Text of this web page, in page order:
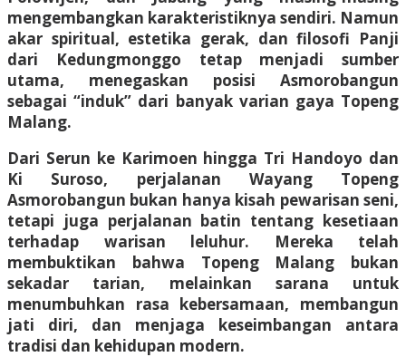
mengembangkan karakteristiknya sendiri. Namun
akar spiritual, estetika gerak, dan filosofi Panji
dari Kedungmonggo tetap menjadi sumber
utama, menegaskan posisi Asmorobangun
sebagai “induk” dari banyak varian gaya Topeng
Malang.
Dari Serun ke Karimoen hingga Tri Handoyo dan
Ki Suroso, perjalanan Wayang Topeng
Asmorobangun bukan hanya kisah pewarisan seni,
tetapi juga perjalanan batin tentang kesetiaan
terhadap warisan leluhur. Mereka telah
membuktikan bahwa Topeng Malang bukan
sekadar tarian, melainkan sarana untuk
menumbuhkan rasa kebersamaan, membangun
jati diri, dan menjaga keseimbangan antara
tradisi dan kehidupan modern.